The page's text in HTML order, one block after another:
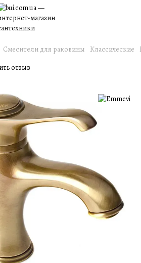
Смесители для раковины Классические
отзыв